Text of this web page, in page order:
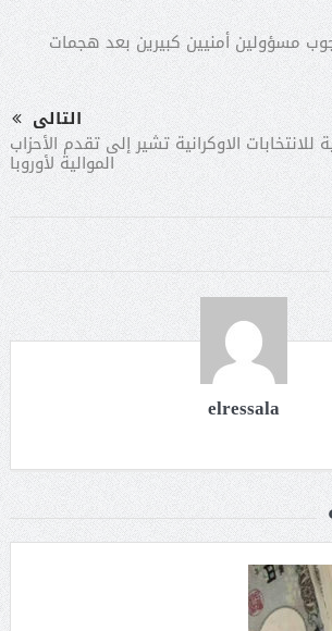
مسؤولين أمنيين كبيرين بعد هجمات
التالى
للانتخابات الاوكرانية تشير إلى تقدم الأحزاب
الموالية لأوروبا
elressala